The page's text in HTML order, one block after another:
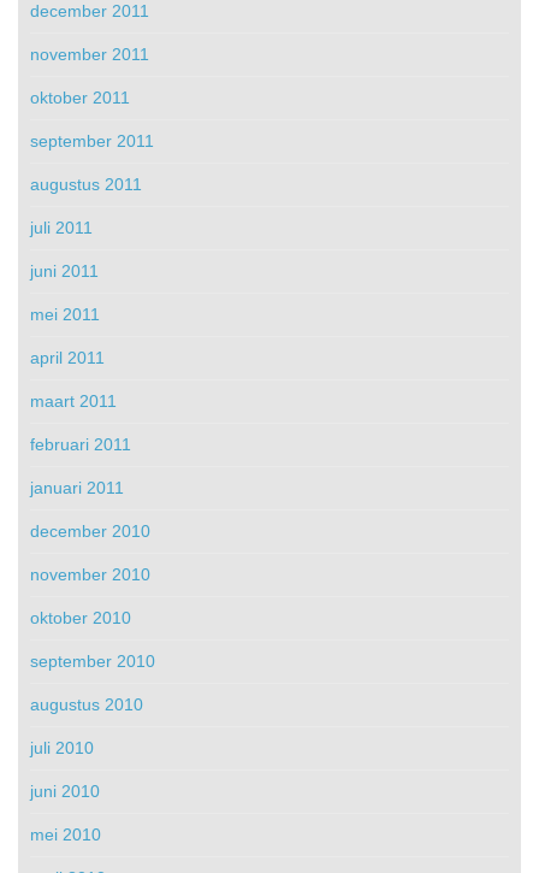
december 2011
november 2011
oktober 2011
september 2011
augustus 2011
juli 2011
juni 2011
mei 2011
april 2011
maart 2011
februari 2011
januari 2011
december 2010
november 2010
oktober 2010
september 2010
augustus 2010
juli 2010
juni 2010
mei 2010